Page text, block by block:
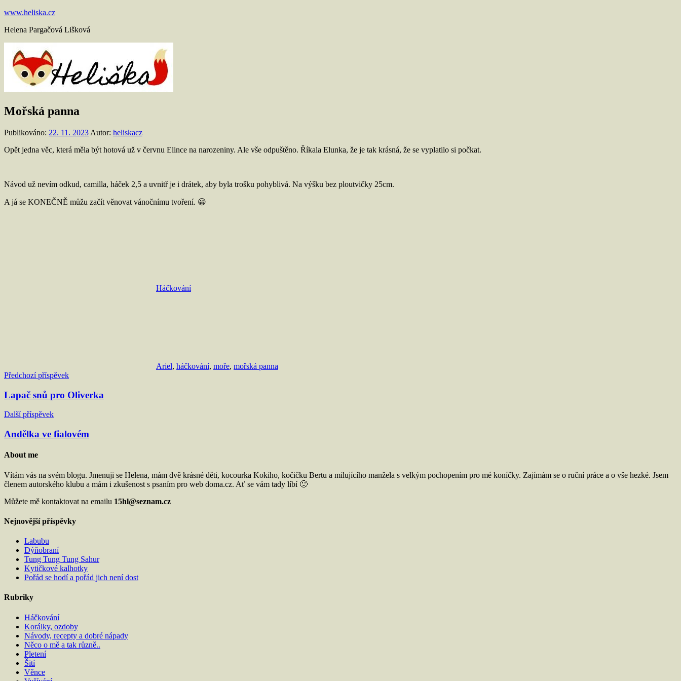
Přejít
obsahu
www.heliska.cz
Helena Pargačová Lišková
Mořská panna
Publikováno: 22. 11. 2023 Autor: heliskacz
Opět jedna věc, která měla být hotová už v červnu Elince na narozeniny. Ale vše odpuštěno. Říkala Elunka, že je tak krásná, že se vyplatilo si počkat.
Návod už nevím odkud, camilla, háček 2,5 a uvnitř je i drátek, aby byla trošku pohyblivá. Na výšku bez ploutvičky 25cm.
A já se KONEČNĚ můžu začít věnovat vánočnímu tvoření. 😀
Háčkování
Ariel, háčkování, moře, mořská panna
Navigace
pro
příspěvek
Předchozí příspěvek
Lapač snů pro Oliverka
Další příspěvek
Andělka ve fialovém
About me
Vítám vás na svém blogu. Jmenuji se Helena, mám dvě krásné děti, kocourka Kokiho, kočičku Bertu a milujícího manžela s velkým pochopením pro mé koníčky. Zajímám se o ruční práce a o vše hezké. Jsem
členem autorského klubu a mám i zkušenost s psaním pro web doma.cz. Ať se vám tady líbí 🙂
Můžete mě kontaktovat na emailu 15hl@seznam.cz
Nejnovější příspěvky
Labubu
Dýňobraní
Tung Tung Tung Sahur
Kytičkové kalhotky
Pořád se hodí a pořád jich není dost
Rubriky
Háčkování
Korálky, ozdoby
Návody, recepty a dobré nápady
Něco o mě a tak různě..
Pletení
Šití
Věnce